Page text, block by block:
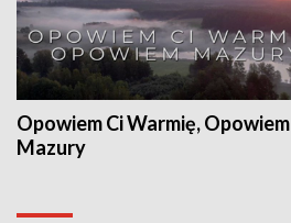
Opowiem Ci Warmię, Opowiem
Mazury